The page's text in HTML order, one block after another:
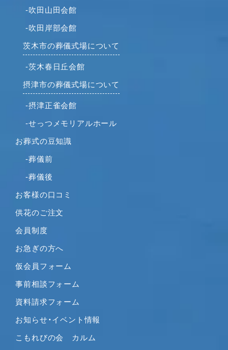
2021年9月
2021年8月
2021年7月
2021年6月
2021年5月
2021年4月
2021年1月
2020年12月
2020年11月
2020年8月
2020年7月
2020年6月
2020年3月
2020年2月
2020年1月
2019年10月
-吹田山田会館
-吹田岸部会館
茨木市の葬儀式場について
-茨木春日丘会館
摂津市の葬儀式場について
-摂津正雀会館
-せっつメモリアルホール
お葬式の豆知識
-葬儀前
-葬儀後
お客様の口コミ
供花のご注文
会員制度
お急ぎの方へ
仮会員フォーム
事前相談フォーム
資料請求フォーム
お知らせ・イベント情報
こもれびの会 カルム